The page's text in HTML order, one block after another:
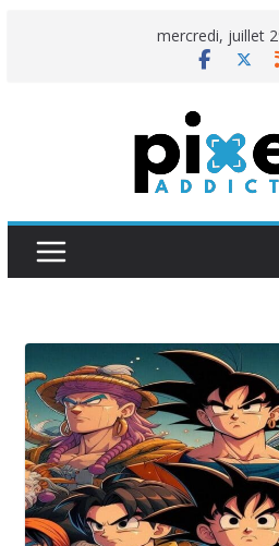
mercredi, juillet